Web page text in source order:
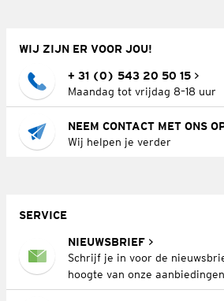
WIJ ZIJN ER VOOR JOU!
+ 31 (0) 543 20 50 15
Maandag tot vrijdag 8–18 uur
NEEM CONTACT MET ONS
Wij helpen je verder
SERVICE
NIEUWSBRIEF
Schrijf je in voor de
hoogte van onze